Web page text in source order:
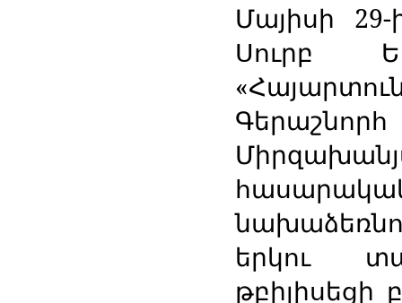
Մայիսի
Սուրբ
երկու